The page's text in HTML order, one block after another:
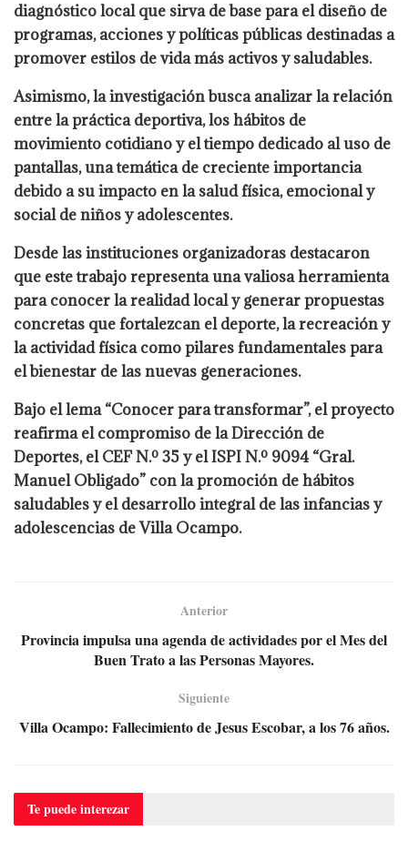
diagnóstico local que sirva de base para el diseño de
programas, acciones y políticas públicas destinadas a
promover estilos de vida más activos y saludables.
Asimismo, la investigación busca analizar la relación
entre la práctica deportiva, los hábitos de
movimiento cotidiano y el tiempo dedicado al uso de
pantallas, una temática de creciente importancia
debido a su impacto en la salud física, emocional y
social de niños y adolescentes.
Desde las instituciones organizadoras destacaron
que este trabajo representa una valiosa herramienta
para conocer la realidad local y generar propuestas
concretas que fortalezcan el deporte, la recreación y
la actividad física como pilares fundamentales para
el bienestar de las nuevas generaciones.
Bajo el lema “Conocer para transformar”, el proyecto
reafirma el compromiso de la Dirección de
Deportes, el CEF N.º 35 y el ISPI N.º 9094 “Gral.
Manuel Obligado” con la promoción de hábitos
saludables y el desarrollo integral de las infancias y
adolescencias de Villa Ocampo.
Anterior
Provincia impulsa una agenda de actividades por el Mes del
Buen Trato a las Personas Mayores.
Siguiente
Villa Ocampo: Fallecimiento de Jesus Escobar, a los 76 años.
Te puedeinterezar